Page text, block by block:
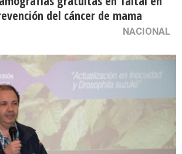
del cáncer de mama
NACIONAL